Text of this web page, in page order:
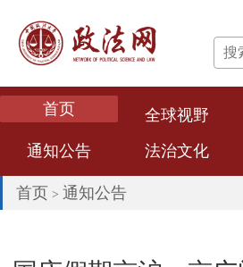
首页 全球视野
通知公告
法治文化
专题专栏
热点评述
经典案例
首页 > 通知公告